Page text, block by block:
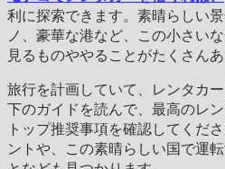
利に探索できます。素晴らしい
ノ、豪華な港など、この小さい
見るものややることがたくさんあ
旅行を計画していて、レンタカ
下のガイドを読んで、最高のレ
トップ推奨事項を確認してくだ
ントや、この素晴らしい国で運